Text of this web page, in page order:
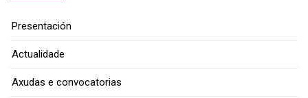
Presentación
Actualidade
Axudas e convocatorias